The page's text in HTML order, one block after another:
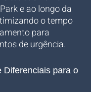
e ao longo da
o tempo
para
de urgência.
para o